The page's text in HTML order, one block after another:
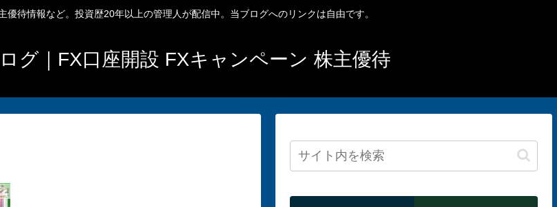
待情報など。投資歴20年以上の管理人が配信中。当ブログへのリンクは自由です。
グ｜FX口座開設 FXキャンペーン 株主優待